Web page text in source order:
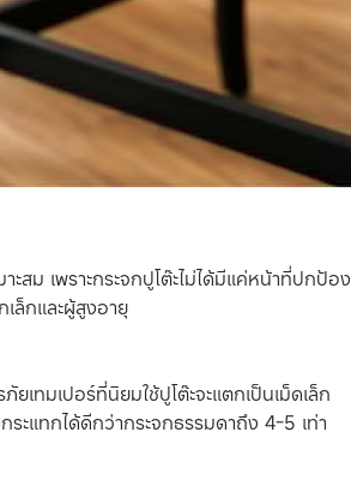
สม เพราะกระจกปูโต๊ะไม่ได้มีแค่หน้าที่ปกป้อง
ล็กและผู้สูงอายุ
เทมเปอร์ที่นิยมใช้ปูโต๊ะจะแตกเป็นเม็ดเล็ก
แทกได้ดีกว่ากระจกธรรมดาถึง 4-5 เท่า